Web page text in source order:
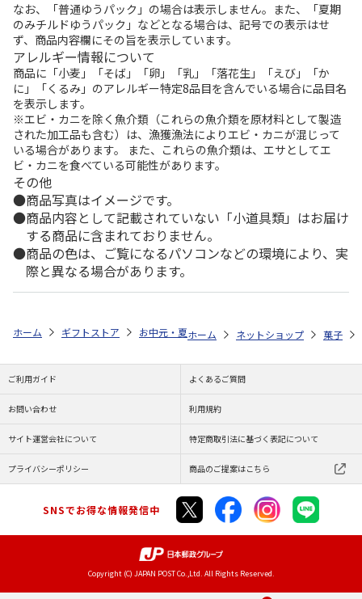
なお、「普通ゆうパック」の場合は表示しません。また、「夏期
のみチルドゆうパック」などとなる場合は、記号での表示はせ
ず、商品内容欄にその旨を表示しています。
アレルギー情報について
商品に「小麦」「そば」「卵」「乳」「落花生」「えび」「か
に」「くるみ」のアレルギー特定8品目を含んでいる場合に品目名
を表示します。
※エビ・カニを除く魚介類（これらの魚介類を原材料として製造
された加工品も含む）は、漁獲漁法によりエビ・カニが混じって
いる場合があります。 また、これらの魚介類は、エサとしてエ
ビ・カニを食べている可能性があります。
その他
商品写真はイメージです。
商品内容として記載されていない「小道具類」はお届け
する商品に含まれておりません。
商品の色は、ご覧になるパソコンなどの環境により、実
際と異なる場合があります。
ホーム ギフトストア お中元・夏ギフト特集 2026 ゆうゆうギフト
ホーム ネットショップ 菓子
ご利用ガイド よくあるご質問
お問い合わせ 利用規約
サイト運営会社について 特定商取引法に基づく表記について
プライバシーポリシー 商品のご提案はこちら
SNSでお得な情報発信中
Copyright (C) JAPAN POST Co.,Ltd. All Rights Reserved.